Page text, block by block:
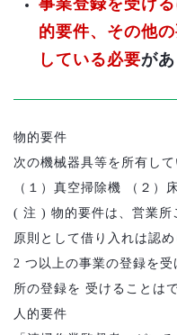
事業登録を受け
的要件、その他
している必要があ
物的要件
次の機械器具等を所有して
（１）真空掃除機
（２）
( 注 ) 物的要件は、営業所
原則として借り入れは認め
2 つ以上の事業の登録を受
所の登録を 受けることは
人的要件